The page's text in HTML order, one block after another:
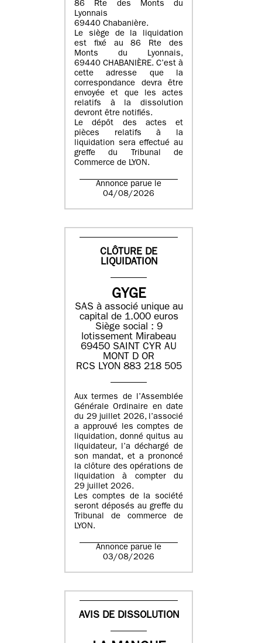
86 Rte des Monts du
Lyonnais
69440 Chabanière.
Le siège de la liquidation
est fixé au 86 Rte des
Monts du Lyonnais,
69440 CHABANIÈRE. C’est à
cette adresse que la
correspondance devra être
envoyée et que les actes
relatifs à la dissolution
devront être notifiés.
Le dépôt des actes et
pièces relatifs à la
liquidation sera effectué au
greffe du Tribunal de
Commerce de LYON.
Annonce parue le
04/08/2026
CLÔTURE DE
LIQUIDATION
GYGE
SAS à associé unique au
capital de 1.000 euros
Siège social : 9
lotissement Mirabeau
69450 SAINT CYR AU
MONT D OR
RCS LYON 883 218 505
Aux termes de l’Assemblée
Générale Ordinaire en date
du 29 juillet 2026, l’associé
a approuvé les comptes de
liquidation, donné quitus au
liquidateur, l’a déchargé de
son mandat, et a prononcé
la clôture des opérations de
liquidation à compter du
29 juillet 2026.
Les comptes de la société
seront déposés au greffe du
Tribunal de commerce de
LYON.
Annonce parue le
03/08/2026
AVIS DE DISSOLUTION